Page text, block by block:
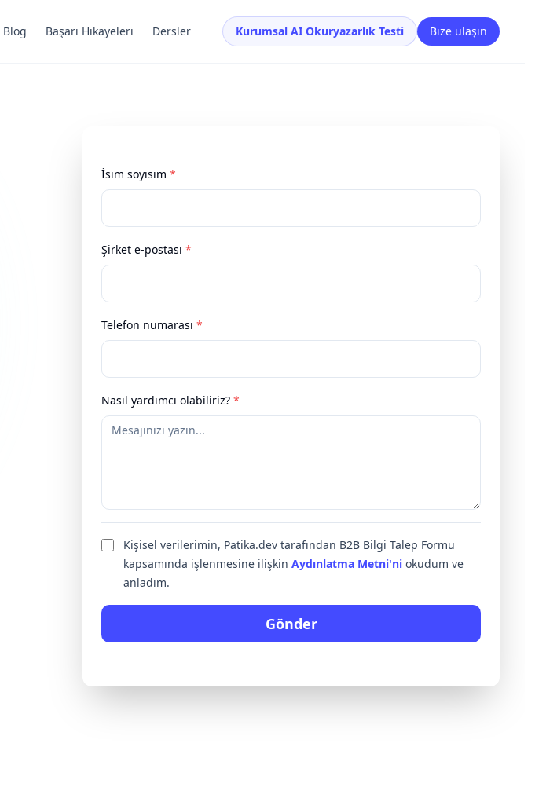
Blog Başarı Hikayeleri Dersler Kurumsal AI Okuryazarlık Testi Bize ulaşın
İsim soyisim*
Şirket e-postası*
Telefon numarası*
Nasıl yardımcı olabiliriz?*
Kişisel verilerimin, Patika.dev tarafından B2B Bilgi Talep Formu
kapsamında işlenmesine ilişkin Aydınlatma Metni'ni okudum ve
anladım.
Gönder